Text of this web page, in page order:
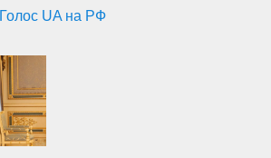
Голос UA на РФ